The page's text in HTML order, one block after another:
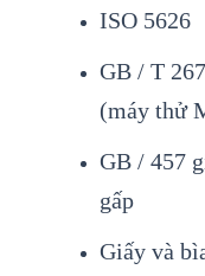
ISO 5626
GB / T
(máy thử
GB / 457
gấp
Giấy và